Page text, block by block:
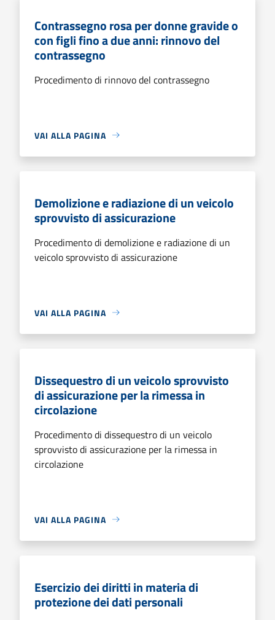
Contrassegno rosa per donne gravide o
con figli fino a due anni: rinnovo del
contrassegno
Procedimento di rinnovo del contrassegno
VAI ALLA PAGINA
Demolizione e radiazione di un veicolo
sprovvisto di assicurazione
Procedimento di demolizione e radiazione di un
veicolo sprovvisto di assicurazione
VAI ALLA PAGINA
Dissequestro di un veicolo sprovvisto
di assicurazione per la rimessa in
circolazione
Procedimento di dissequestro di un veicolo
sprovvisto di assicurazione per la rimessa in
circolazione
VAI ALLA PAGINA
Esercizio dei diritti in materia di
protezione dei dati personali